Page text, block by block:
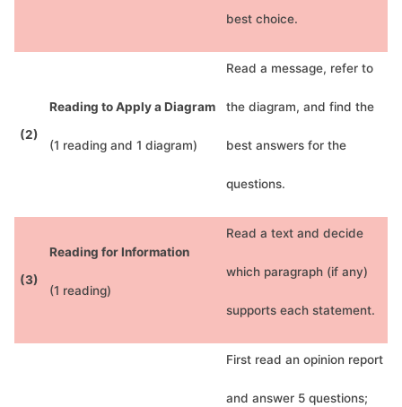
best choice.
(2)
Reading to Apply a Diagram
(1 reading and 1 diagram)
Read a message, refer to
the diagram, and find the
best answers for the
questions.
(3)
Reading for Information
(1 reading)
Read a text and decide
which paragraph (if any)
supports each statement.
First read an opinion report
and answer 5 questions;